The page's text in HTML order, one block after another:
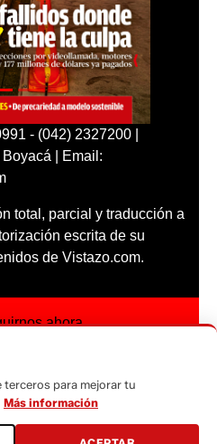
- (042) 2327200 |
| Email:
total, parcial y traducción a
escrita de su
de Vistazo.com.
ahora
terceros para mejorar tu
Más información